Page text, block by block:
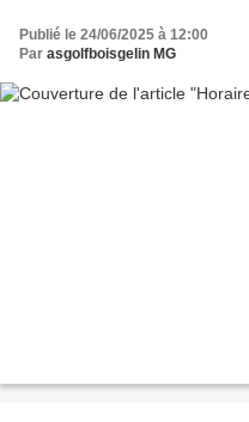
Publié le 24/06/2025 à 12:00
Par asgolfboisgelin MG